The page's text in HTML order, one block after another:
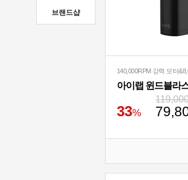
140,000RPM 강력 모터
33%
브랜드샵